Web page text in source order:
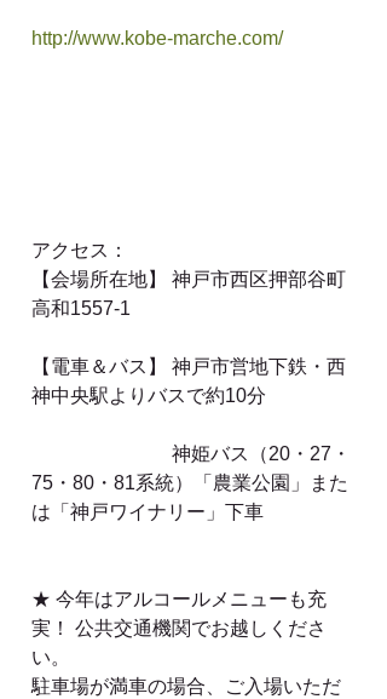
http://www.kobe-marche.com/​
アクセス：
【会場所在地】 神戸市西区押部谷町
高和1557-1
【電車＆バス】 神戸市営地下鉄・西
神中央駅よりバスで約10分
神姫バス（20・27・
75・80・81系統）「農業公園」また
は「神戸ワイナリー」下車
★ 今年はアルコールメニューも充
実！ 公共交通機関でお越しくださ
い。
駐車場が満車の場合、ご入場いただ